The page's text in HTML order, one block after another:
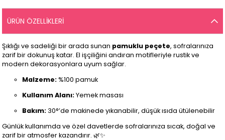
ÜRÜN ÖZELLIKLERI
Şıklığı ve sadeliği bir arada sunan pamuklu peçete, sofralarınıza
zarif bir dokunuş katar. El işçiliğini andıran motifleriyle rustik ve
modern dekorasyonlara uyum sağlar.
Malzeme:%100 pamuk
Kullanım Alanı:Yemek masası
Bakım: 30°’de makinede yıkanabilir, düşük ısıda ütülenebilir
Günlük kullanımda ve özel davetlerde sofralarınıza sıcak, doğal ve
zarif bir atmosfer kazandırır. 🌿✨